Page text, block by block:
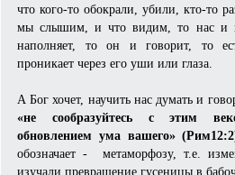
что кого-то обокрали, убили, кто-то
мы слышим, и что видим, то нас и
наполняет, то он и говорит, то
проникает через его уши или глаза.
А Бог хочет, научить нас думать и
«не сообразуйтесь с этим
обновлением ума вашего»
обозначает - метаморфозу, т.е.
изучали превращение гусеницы в